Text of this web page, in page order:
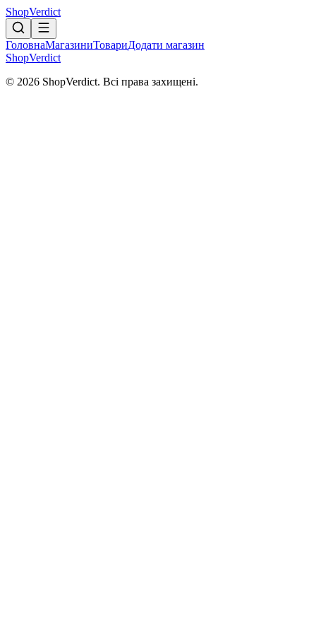
ShopVerdict
ГоловнаМагазиниТовариДодати магазин
ShopVerdict
© 2026 ShopVerdict. Всі права захищені.